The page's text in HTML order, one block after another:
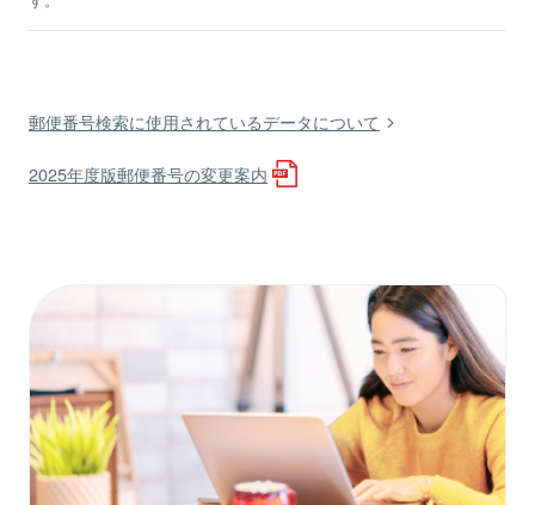
郵便番号検索に使用されているデータについて
2025年度版郵便番号の変更案内